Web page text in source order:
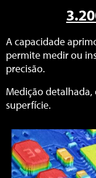
A capacidade
permite medir ou
precisão.
Medição
superfície.